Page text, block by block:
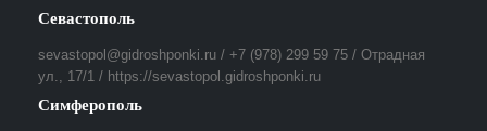
Севастополь
sevastopol@gidroshponki.ru / +7 (978) 299 59 75 / Отрадная
ул., 17/1 / https://sevastopol.gidroshponki.ru
Симферополь